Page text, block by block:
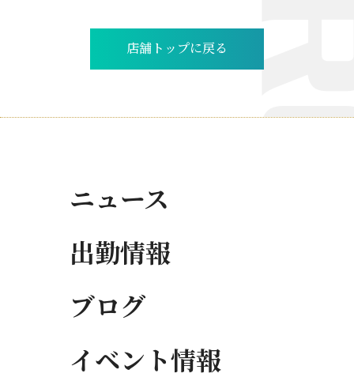
店舗トップに戻る
ニュース
出勤情報
ブログ
イベント情報